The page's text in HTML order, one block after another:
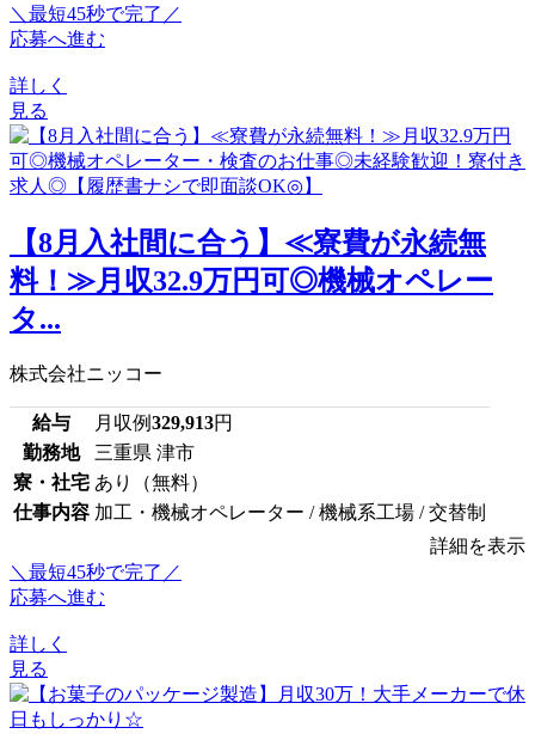
＼最短45秒で完了／
応募へ進む
詳しく
見る
【8月入社間に合う】≪寮費が永続無
料！≫月収32.9万円可◎機械オペレー
タ...
株式会社ニッコー
給与 月収例329,913円
勤務地
三重県 津市
寮・社宅 あり（無料）
仕事内容 加工・機械オペレーター / 機械系工場 / 交替制
詳細を表示
＼最短45秒で完了／
応募へ進む
詳しく
見る